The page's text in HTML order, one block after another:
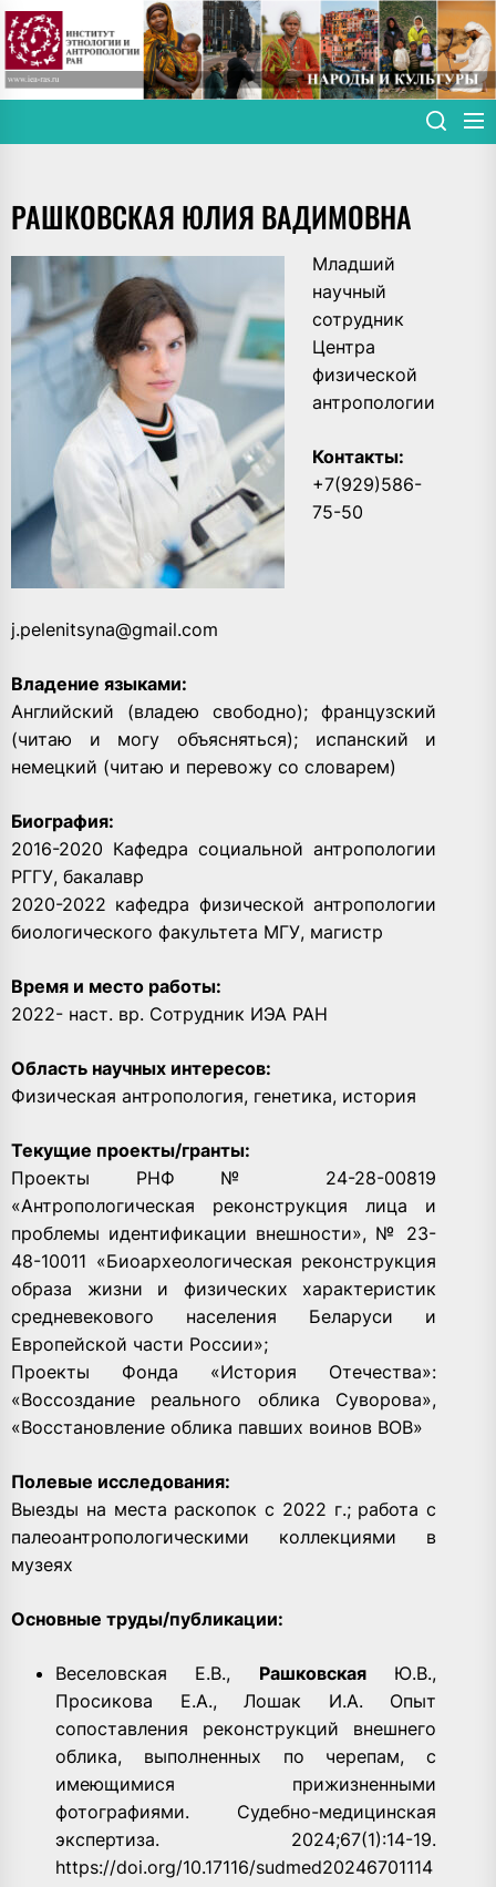
Skip
to
the
content
РАШКОВСКАЯ ЮЛИЯ ВАДИМОВНА
Младший
научный
сотрудник
Центра
физической
антропологии
Контакты:
+7(929)586-
75-50
j.pelenitsyna@gmail.com
Владение языками:
Английский (владею свободно); французский
(читаю и могу объясняться); испанский и
немецкий (читаю и перевожу со словарем)
Биография:
2016-2020 Кафедра социальной антропологии
РГГУ, бакалавр
2020-2022 кафедра физической антропологии
биологического факультета МГУ, магистр
Время и место работы:
2022- наст. вр. Сотрудник ИЭА РАН
Область научных интересов:
Физическая антропология, генетика, история
Текущие проекты/гранты:
Проекты РНФ № 24-28-00819
«Антропологическая реконструкция лица и
проблемы идентификации внешности», № 23-
48-10011 «Биоархеологическая реконструкция
образа жизни и физических характеристик
средневекового населения Беларуси и
Европейской части России»;
Проекты Фонда «История Отечества»:
«Воссоздание реального облика Суворова»,
«Восстановление облика павших воинов ВОВ»
Полевые исследования:
Выезды на места раскопок с 2022 г.; работа с
палеоантропологическими коллекциями в
музеях
Основные труды/публикации:
Веселовская Е.В., РашковскаяЮ.В.,
Просикова Е.А., Лошак И.А. Опыт
сопоставления реконструкций внешнего
облика, выполненных по черепам, с
имеющимися прижизненными
фотографиями. Судебно-медицинская
экспертиза. 2024;67(1):14-19.
https://doi.org/10.17116/sudmed20246701114